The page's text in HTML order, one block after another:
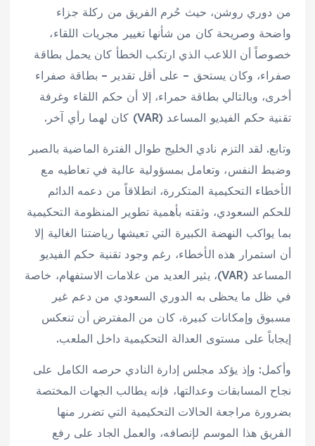
من دوري روشن، حيث حُرم الفريق من ركلة جزاء
واضحة وصريحة كان من شأنها تغيير مجريات اللقاء،
خصوصاً أن اللاعب الذي ارتكب الخطأ كان يحمل بطاقة
صفراء، وكان يستحق – على أقل تقدير – بطاقة صفراء
أخرى، وبالتالي بطاقة حمراء، إلا أن حكم اللقاء وغرفة
تقنية حكم الفيديو المساعد (VAR) كان لهما رأي آخر.
وتابع. لقد التزم نادي الخليج طوال الفترة الماضية بالصبر
وضبط النفس، وتعامل بمسؤولية عالية في تعاطيه مع
الأخطاء التحكيمية المتكررة، انطلاقاً من دعمه الدائم
للحكم السعودي، وثقته بأهمية تطوير المنظومة التحكيمية
بما يواكب النهضة الكبيرة التي تعيشها رياضتنا الغالية إلا
أن استمرار هذه الأخطاء، رغم وجود تقنية حكم الفيديو
المساعد (VAR)، يثير العديد من علامات الاستفهام، خاصة
في ظل ما يحظى به الدوري السعودي من دعم غير
مسبوق وإمكانات كبيرة، كان من المفترض أن تنعكس
إيجاباً على مستوى العدالة التحكيمية داخل الملعب.
وأكمل: وإذ يؤكد مجلس إدارة النادي حرصه الكامل على
نجاح المسابقات وعدالتها، فإنه يطالب الجهات المختصة
بضرورة مراجعة الحالات التحكيمية التي تضرر منها
الفريق هذا الموسم لإنصافه، والعمل الجاد على رفع